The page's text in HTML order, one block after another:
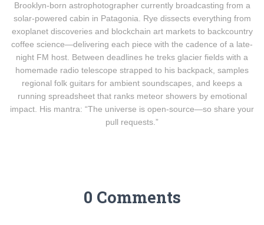
Brooklyn-born astrophotographer currently broadcasting from a
solar-powered cabin in Patagonia. Rye dissects everything from
exoplanet discoveries and blockchain art markets to backcountry
coffee science—delivering each piece with the cadence of a late-
night FM host. Between deadlines he treks glacier fields with a
homemade radio telescope strapped to his backpack, samples
regional folk guitars for ambient soundscapes, and keeps a
running spreadsheet that ranks meteor showers by emotional
impact. His mantra: “The universe is open-source—so share your
pull requests.”
0 Comments